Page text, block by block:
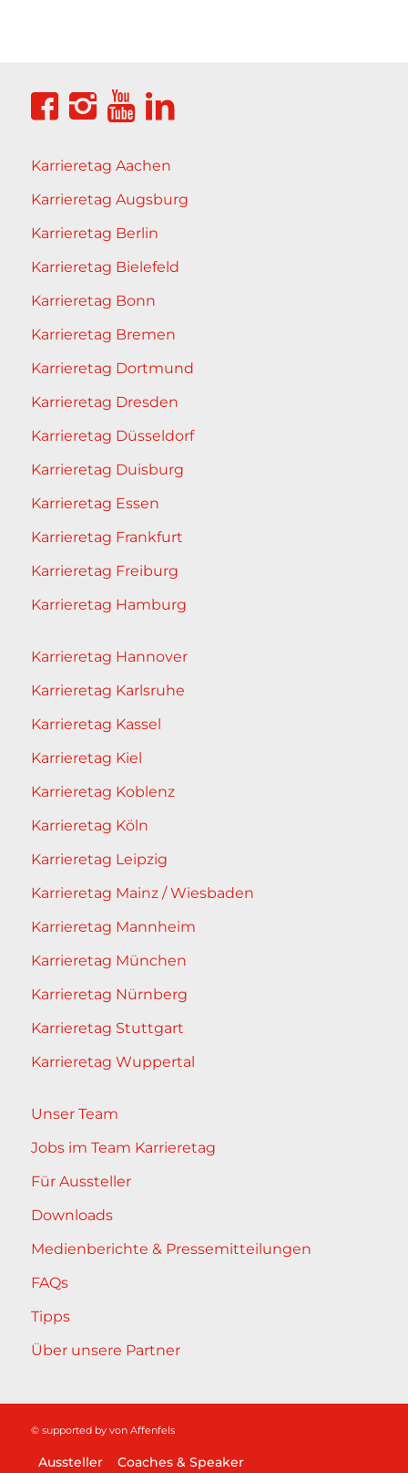
Karrieretag Aachen
Karrieretag Augsburg
Karrieretag Berlin
Karrieretag Bielefeld
Karrieretag Bonn
Karrieretag Bremen
Karrieretag Dortmund
Karrieretag Dresden
Karrieretag Düsseldorf
Karrieretag Duisburg
Karrieretag Essen
Karrieretag Frankfurt
Karrieretag Freiburg
Karrieretag Hamburg
Karrieretag Hannover
Karrieretag Karlsruhe
Karrieretag Kassel
Karrieretag Kiel
Karrieretag Koblenz
Karrieretag Köln
Karrieretag Leipzig
Karrieretag Mainz / Wiesbaden
Karrieretag Mannheim
Karrieretag München
Karrieretag Nürnberg
Karrieretag Stuttgart
Karrieretag Wuppertal
Unser Team
Jobs im Team Karrieretag
Für Aussteller
Downloads
Medienberichte & Pressemitteilungen
FAQs
Tipps
Über unsere Partner
© supported by von Affenfels
Aussteller Coaches & Speaker